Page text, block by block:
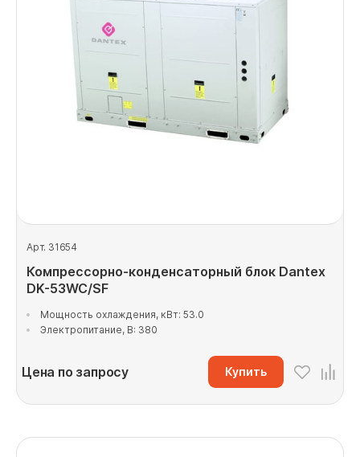
Арт. 31654
Компрессорно-конденсаторный блок Dantex
DK-53WC/SF
Мощность охлаждения, кВт: 53.0
Электропитание, В: 380
Цена по запросу Купить